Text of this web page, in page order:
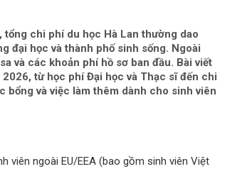
tổng chi phí du học Hà Lan thường dao
đại học và thành phố sinh sống. Ngoài
và các khoản phí hồ sơ ban đầu. Bài viết
từ học phí Đại học và Thạc sĩ đến chi
và việc làm thêm dành cho sinh viên
viên ngoài EU/EEA (bao gồm sinh viên Việt